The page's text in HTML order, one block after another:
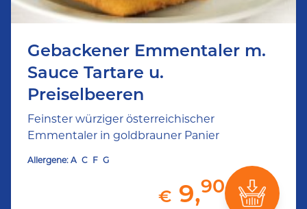
Gebackener Emmentaler m.
Sauce Tartare u.
Preiselbeeren
Feinster würziger österreichischer
Emmentaler in goldbrauner Panier
Allergene: A C F G
€ 9,90